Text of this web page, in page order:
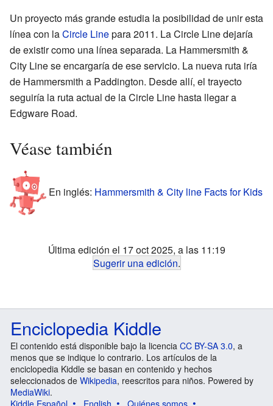
Un proyecto más grande estudia la posibilidad de unir esta
línea con laCircle Linepara 2011. La Circle Line dejaría
de existir como una línea separada. La Hammersmith &
City Line se encargaría de ese servicio. La nueva ruta iría
de Hammersmith a Paddington. Desde allí, el trayecto
seguiría la ruta actual de la Circle Line hasta llegar a
Edgware Road.
Véase también
En inglés: Hammersmith & City line Facts for Kids
Última edición el 17 oct 2025, a las 11:19
Sugerir una edición.
Enciclopedia Kiddle
El contenido está disponible bajo la licencia CC BY-SA 3.0, a
menos que se indique lo contrario. Los artículos de la
enciclopedia Kiddle se basan en contenido y hechos
seleccionados de Wikipedia, reescritos para niños. Powered by
MediaWiki.